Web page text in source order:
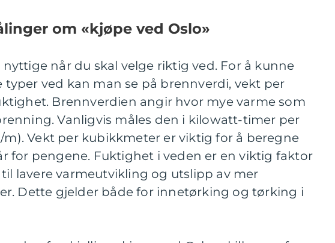
om «kjøpe ved Oslo»
når du skal velge riktig ved. For å kunne
ved kan man se på brennverdi, vekt per
Brennverdien angir hvor mye varme som
Vanligvis måles den i kilowatt-timer per
Vekt per kubikkmeter er viktig for å beregne
for pengene. Fuktighet i veden er en viktig faktor
lavere varmeutvikling og utslipp av mer
Dette gjelder både for innetørking og tørking i